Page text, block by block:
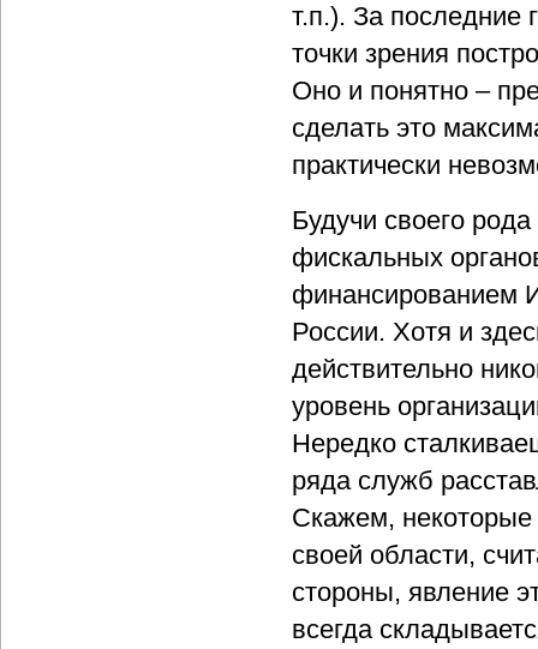
т.п.). За последние
точки зрения
Оно и понятно –
сделать это
практически
Будучи своего
фискальных
финансированием
России. Хотя и
действительно
уровень
Нередко
ряда служб
Скажем, некоторые
своей области,
стороны, явление
всегда